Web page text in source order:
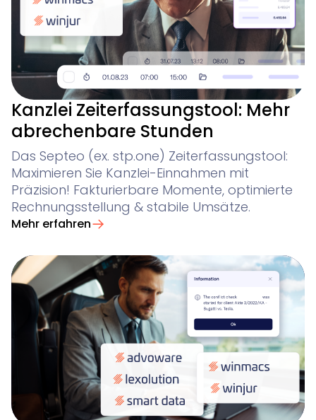
Kanzlei Zeiterfassungstool: Mehr
abrechenbare Stunden
Das Septeo (ex. stp.one) Zeiterfassungstool:
Maximieren Sie Kanzlei-Einnahmen mit
Präzision! Fakturierbare Momente, optimierte
Rechnungsstellung & stabile Umsätze.
Mehr erfahren